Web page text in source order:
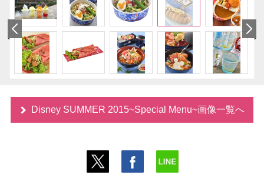
Disney SUMMER 2015~Special Menu~画像一覧へ